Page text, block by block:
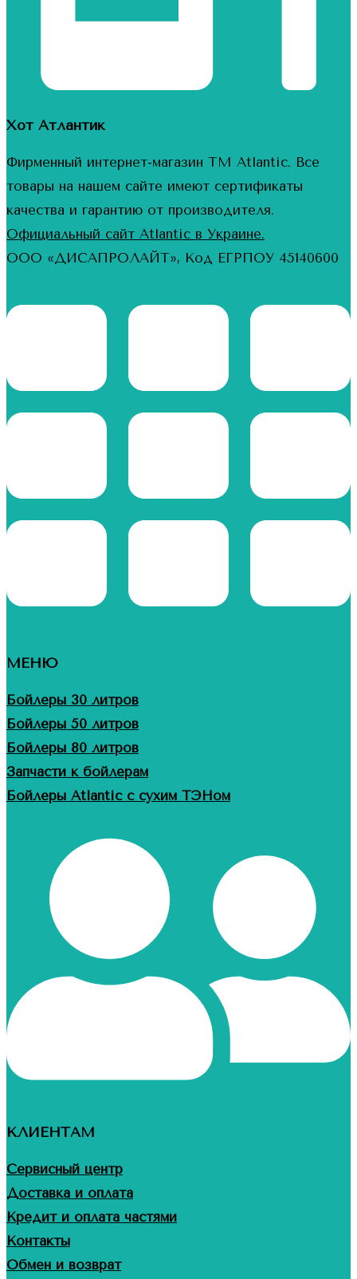
Хот Атлантик
Фирменный интернет-магазин ТМ Atlantic. Все
товары на нашем сайте имеют сертификаты
качества и гарантию от производителя.
Официальный сайт Atlantic в Украине.
ООО «ДИСАПРОЛАЙТ», Код ЕГРПОУ 45140600
МЕНЮ
Бойлеры 30 литров
Бойлеры 50 литров
Бойлеры 80 литров
Запчасти к бойлерам
Бойлеры Atlantic с сухим ТЭНом
КЛИЕНТАМ
Сервисный центр
Доставка и оплата
Кредит и оплата частями
Контакты
Обмен и возврат